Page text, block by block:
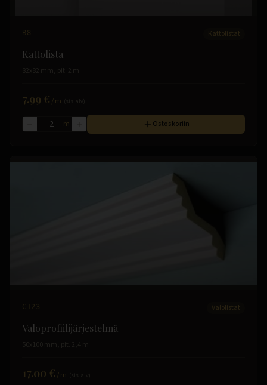
B8 Kattolistat
Kattolista
82x82 mm, pit. 2 m
7.99 € /m
m Ostoskoriin
C123 Valolistat
Valoprofiilijärjestelmä
50x100 mm, pit. 2,4 m
17.00 € /m